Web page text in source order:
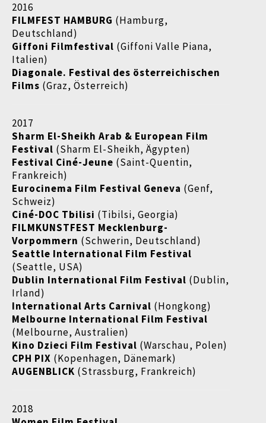
2016
FILMFEST HAMBURG (Hamburg,
Deutschland)
Giffoni Filmfestival (Giffoni Valle Piana,
Italien)
Diagonale. Festival des österreichischen
Films (Graz, Österreich)
2017
Sharm El-Sheikh Arab & European Film
Festival (Sharm El-Sheikh, Ägypten)
Festival Ciné-Jeune (Saint-Quentin,
Frankreich)
Eurocinema Film Festival Geneva (Genf,
Schweiz)
Ciné-DOC Tbilisi (Tibilsi, Georgia)
FILMKUNSTFEST Mecklenburg-
Vorpommern (Schwerin, Deutschland)
Seattle International Film Festival
(Seattle, USA)
Dublin International Film Festival (Dublin,
Irland)
International Arts Carnival (Hongkong)
Melbourne International Film Festival
(Melbourne, Australien)
Kino Dzieci Film Festival (Warschau, Polen)
CPH PIX (Kopenhagen, Dänemark)
AUGENBLICK (Strassburg, Frankreich)
2018